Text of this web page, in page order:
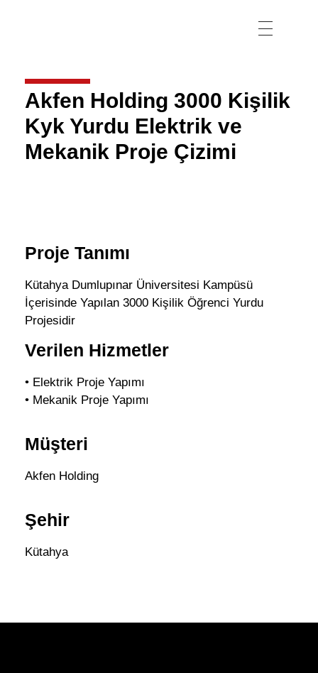
Akfen Holding 3000 Kişilik
Kyk Yurdu Elektrik ve
Mekanik Proje Çizimi
Proje Tanımı
Kütahya Dumlupınar Üniversitesi Kampüsü
İçerisinde Yapılan 3000 Kişilik Öğrenci Yurdu
Projesidir
Verilen Hizmetler
• Elektrik Proje Yapımı
• Mekanik Proje Yapımı
Müşteri
Akfen Holding
Şehir
Kütahya